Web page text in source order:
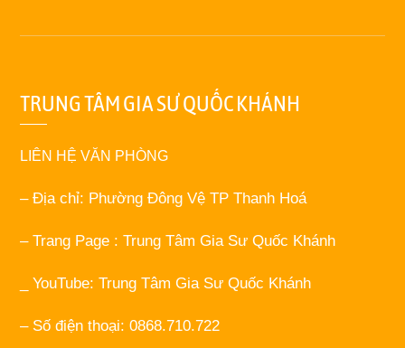
TRUNG TÂM GIA SƯ QUỐC KHÁNH
LIÊN HỆ VĂN PHÒNG
– Địa chỉ: Phường Đông Vệ TP Thanh Hoá
– Trang Page : Trung Tâm Gia Sư Quốc Khánh
_ YouTube: Trung Tâm Gia Sư Quốc Khánh
– Số điện thoại: 0868.710.722